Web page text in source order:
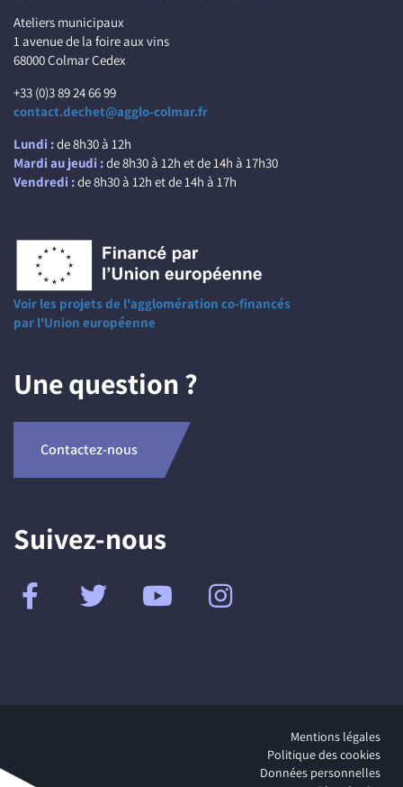
Ateliers municipaux
1 avenue de la foire aux vins
68000 Colmar Cedex
+33 (0)3 89 24 66 99
contact.dechet@agglo-colmar.fr
Lundi :de 8h30 à 12h
Mardi au jeudi :de 8h30 à 12h et de 14h à 17h30
Vendredi :de 8h30 à 12h et de 14h à 17h
Voir les projets de l'agglomération co-financés
par l'Union européenne
Une question ?
Contactez-nous
Suivez-nous
Mentions légales
Politique des cookies
Données personnelles